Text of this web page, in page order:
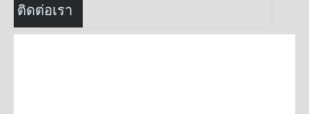
ติดต่อเรา